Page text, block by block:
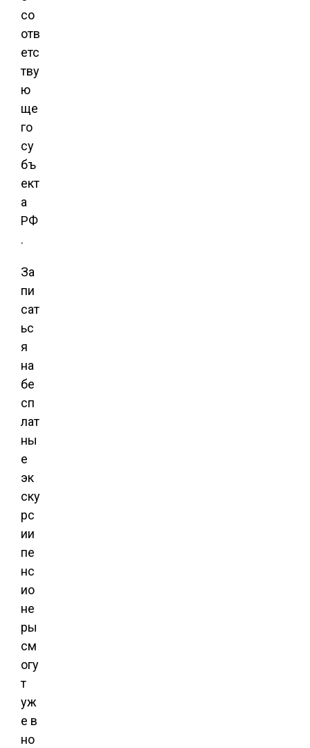
со
отв
етс
тву
ю
ще
го
су
бъ
ект
а
РФ
.
За
пи
сат
ьс
я
на
бе
сп
лат
ны
е
эк
ску
рс
ии
пе
нс
ио
не
ры
см
огу
т
уж
е в
но